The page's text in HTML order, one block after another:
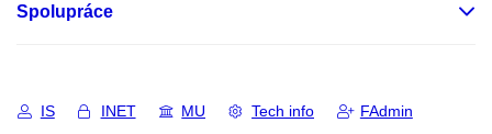
Spolupráce
IS INET MU Tech info FAdmin